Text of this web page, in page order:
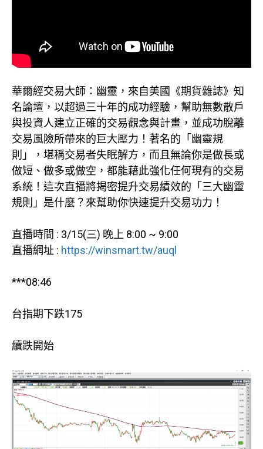
華爾經交易大師：幽靈，來自美國《期貨雜誌》知
名論壇，以超過三十年的成功經驗，幫助無數散戶
與投資人建立正確的交易觀念與計畫，並成功脫離
交易風險所帶來的巨大壓力！著名的「幽靈規
則」，堪稱交易者失眠解方，而且無論你是做長或
做短、做多或做空，都能藉此強化任何現有的交易
系統！這次直播將揭密提升交易績效的「三大幽靈
規則」是什麼？來幫助你快速提升交易功力！
直播時間 : 3/15(三) 晚上 8:00 ~ 9:00
直播網址 : https://winsmart.tw/auql
***08:46
台指期下跌175
續跌開始